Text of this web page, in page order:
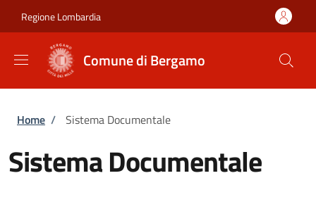
Regione Lombardia
Comune di Bergamo
Briciole di pane
Home / Sistema Documentale
Sistema Documentale